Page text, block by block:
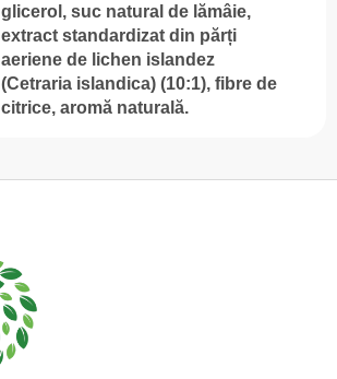
glicerol, suc natural de lămâie,
extract standardizat din părți
aeriene de lichen islandez
(Cetraria islandica) (10:1), fibre de
citrice, aromă naturală.